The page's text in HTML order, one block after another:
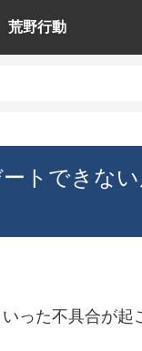
荒野行動
トできな
った不具合が起